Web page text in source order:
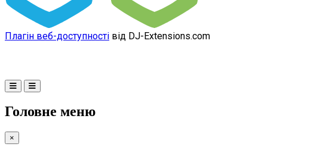
Плагін веб-доступності від DJ-Extensions.com
Головне меню
×